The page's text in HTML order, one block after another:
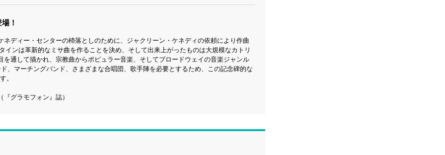
！
ディー・センターの杮落としのために、ジャクリーン・ケネディの依頼により作曲
ンは革新的なミサ曲を作ることを決め、そして出来上がったものは大規模なカトリ
通して描かれ、宗教曲からポピュラー音楽、そしてブロードウェイの音楽ジャンル
、マーチングバンド、さまざまな合唱団、歌手陣を必要とするため、この記念碑的な
。
グラモフォン』誌）